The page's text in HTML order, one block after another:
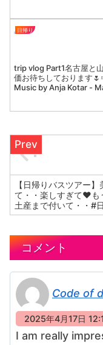
日帰り
trip vlog Part1名古屋と
価お待ちしております
Music by Anja Kotar -
【日帰りバスツアー
て・・楽しすぎて❤
土産まで付いて・・#
ー #HIS関西#女子旅
コメント
Code of
2025年4月17日
I am really